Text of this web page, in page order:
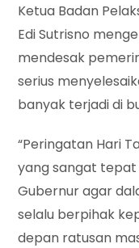
Ketua Badan
Edi Sutrisno
mendesak
serius
banyak terjadi di
“Peringatan Hari
yang sangat
Gubernur agar
selalu berpihak
depan ratusan